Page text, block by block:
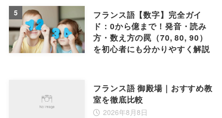
5
フランス語【数字】完全ガイ
ド：0から億まで！発音・読み
方・数え方の罠（70, 80, 90）
を初心者にも分かりやすく解説
フランス語 御殿場｜おすすめ教
室を徹底比較
2026年8月8日